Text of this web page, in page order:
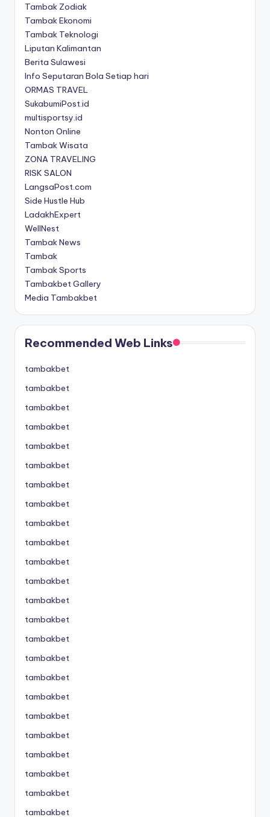
Tambak Zodiak
Tambak Ekonomi
Tambak Teknologi
Liputan Kalimantan
Berita Sulawesi
Info Seputaran Bola Setiap hari
ORMAS TRAVEL
SukabumiPost.id
multisportsy.id
Nonton Online
Tambak Wisata
ZONA TRAVELING
RISK SALON
LangsaPost.com
Side Hustle Hub
LadakhExpert
WellNest
Tambak News
Tambak
Tambak Sports
Tambakbet Gallery
Media Tambakbet
Recommended Web Links
tambakbet
tambakbet
tambakbet
tambakbet
tambakbet
tambakbet
tambakbet
tambakbet
tambakbet
tambakbet
tambakbet
tambakbet
tambakbet
tambakbet
tambakbet
tambakbet
tambakbet
tambakbet
tambakbet
tambakbet
tambakbet
tambakbet
tambakbet
tambakbet